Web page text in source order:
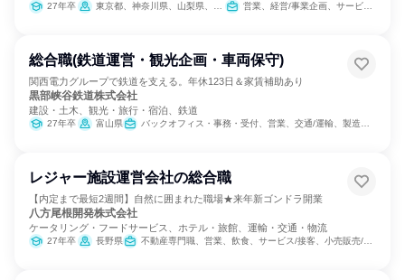
27年卒 東京都、神奈川県、山梨県、静岡県 営業、経営/事業企画、サービス/接客、バックオフィス・事務・受付、交通/運輸、SCM/生産管理/購買/物流、経理/税務/財務、人事、総務、法務/知財、IT、広報/IR、商品企画、マーケティング・広告・宣伝
総合職(鉄道運営・観光企画・車両保守)
関西電力グループで鉄道を支える。年休123日＆家賃補助あり
黒部峡谷鉄道株式会社
建設・土木、観光・旅行・宿泊、鉄道
27年卒 富山県 バックオフィス・事務・受付、営業、交通/運輸、製造・生産工程、建築/土木/プラント専門職、商品企画
レジャー施設運営会社の総合職
【内定まで最短2週間】自然に囲まれた職場★来年新ゴンドラ開業
八方尾根開発株式会社
ケータリング・フードサービス、ホテル・旅館、運輸・交通・物流
27年卒 長野県 不動産専門職、営業、飲食、サービス/接客、小売販売/流通、交通/運輸、SCM/生産管理/購買/物流、経理/税務/財務、人事、総務、マーケティング・広告・宣伝